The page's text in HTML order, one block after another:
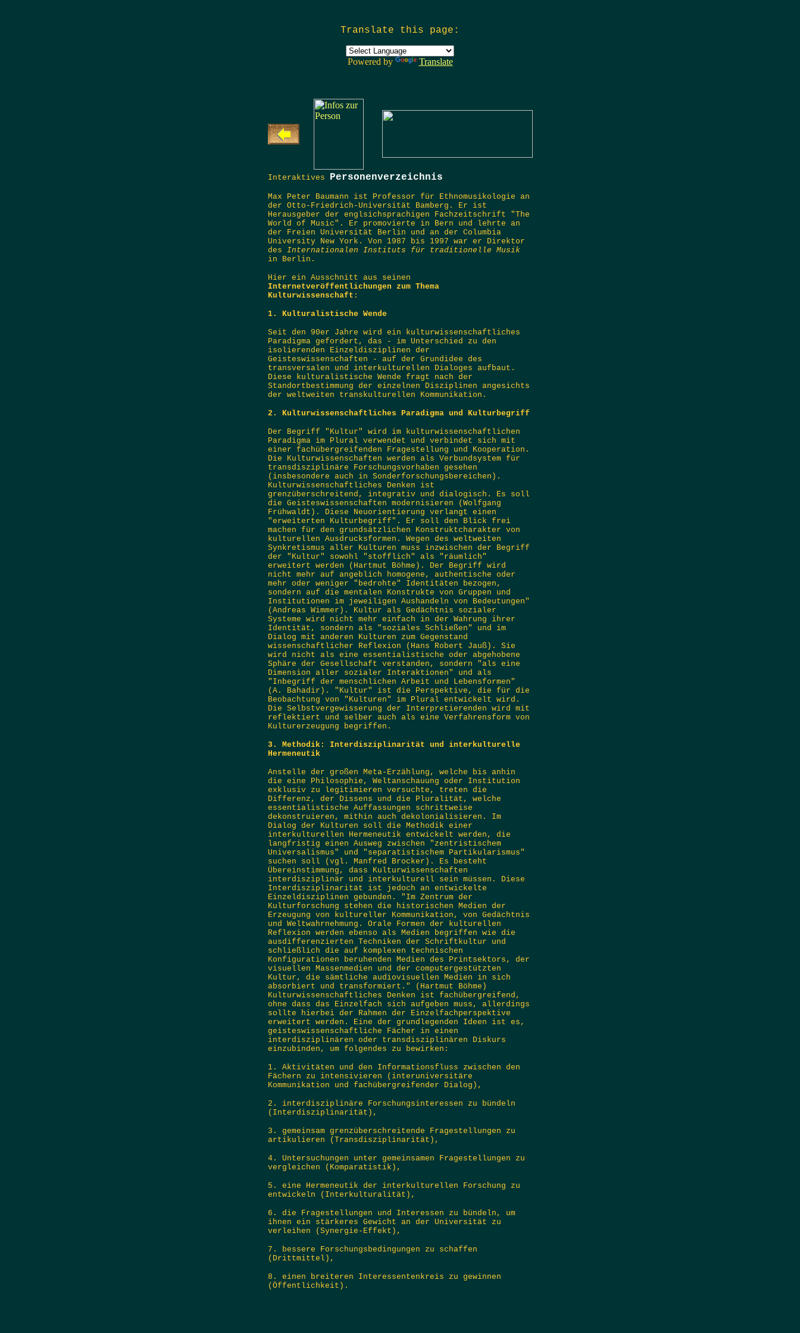
Translate this page:
Powered by Translate
Interaktives Personenverzeichnis
Max Peter Baumann ist Professor für Ethnomusikologie an
der Otto-Friedrich-Universität Bamberg. Er ist
Herausgeber der englsichsprachigen Fachzeitschrift "The
World of Music". Er promovierte in Bern und lehrte an
der Freien Universität Berlin und an der Columbia
University New York. Von 1987 bis 1997 war er Direktor
des Internationalen Instituts für traditionelle Musik
in Berlin.
Hier ein Ausschnitt aus seinen
Internetveröffentlichungen zum Thema
Kulturwissenschaft :
1. Kulturalistische Wende
Seit den 90er Jahre wird ein kulturwissenschaftliches
Paradigma gefordert, das - im Unterschied zu den
isolierenden Einzeldisziplinen der
Geisteswissenschaften - auf der Grundidee des
transversalen und interkulturellen Dialoges aufbaut.
Diese kulturalistische Wende fragt nach der
Standortbestimmung der einzelnen Disziplinen angesichts
der weltweiten transkulturellen Kommunikation.
2. Kulturwissenschaftliches Paradigma und Kulturbegriff
Der Begriff "Kultur" wird im kulturwissenschaftlichen
Paradigma im Plural verwendet und verbindet sich mit
einer fachübergreifenden Fragestellung und Kooperation.
Die Kulturwissenschaften werden als Verbundsystem für
transdisziplinäre Forschungsvorhaben gesehen
(insbesondere auch in Sonderforschungsbereichen).
Kulturwissenschaftliches Denken ist
grenzüberschreitend, integrativ und dialogisch. Es soll
die Geisteswissenschaften modernisieren (Wolfgang
Frühwaldt). Diese Neuorientierung verlangt einen
"erweiterten Kulturbegriff". Er soll den Blick frei
machen für den grundsätzlichen Konstruktcharakter von
kulturellen Ausdrucksformen. Wegen des weltweiten
Synkretismus aller Kulturen muss inzwischen der Begriff
der "Kultur" sowohl "stofflich" als "räumlich"
erweitert werden (Hartmut Böhme). Der Begriff wird
nicht mehr auf angeblich homogene, authentische oder
mehr oder weniger "bedrohte" Identitäten bezogen,
sondern auf die mentalen Konstrukte von Gruppen und
Institutionen im jeweiligen Aushandeln von Bedeutungen"
(Andreas Wimmer). Kultur als Gedächtnis sozialer
Systeme wird nicht mehr einfach in der Wahrung ihrer
Identität, sondern als "soziales Schließen" und im
Dialog mit anderen Kulturen zum Gegenstand
wissenschaftlicher Reflexion (Hans Robert Jauß). Sie
wird nicht als eine essentialistische oder abgehobene
Sphäre der Gesellschaft verstanden, sondern "als eine
Dimension aller sozialer Interaktionen" und als
"Inbegriff der menschlichen Arbeit und Lebensformen"
(A. Bahadir). "Kultur" ist die Perspektive, die für die
Beobachtung von "Kulturen" im Plural entwickelt wird.
Die Selbstvergewisserung der Interpretierenden wird mit
reflektiert und selber auch als eine Verfahrensform von
Kulturerzeugung begriffen.
3. Methodik: Interdisziplinarität und interkulturelle
Hermeneutik
Anstelle der großen Meta-Erzählung, welche bis anhin
die eine Philosophie, Weltanschauung oder Institution
exklusiv zu legitimieren versuchte, treten die
Differenz, der Dissens und die Pluralität, welche
essentialistische Auffassungen schrittweise
dekonstruieren, mithin auch dekolonialisieren. Im
Dialog der Kulturen soll die Methodik einer
interkulturellen Hermeneutik entwickelt werden, die
langfristig einen Ausweg zwischen "zentristischem
Universalismus" und "separatistischem Partikularismus"
suchen soll (vgl. Manfred Brocker). Es besteht
Übereinstimmung, dass Kulturwissenschaften
interdisziplinär und interkulturell sein müssen. Diese
Interdisziplinarität ist jedoch an entwickelte
Einzeldisziplinen gebunden. "Im Zentrum der
Kulturforschung stehen die historischen Medien der
Erzeugung von kultureller Kommunikation, von Gedächtnis
und Weltwahrnehmung. Orale Formen der kulturellen
Reflexion werden ebenso als Medien begriffen wie die
ausdifferenzierten Techniken der Schriftkultur und
schließlich die auf komplexen technischen
Konfigurationen beruhenden Medien des Printsektors, der
visuellen Massenmedien und der computergestützten
Kultur, die sämtliche audiovisuellen Medien in sich
absorbiert und transformiert." (Hartmut Böhme)
Kulturwissenschaftliches Denken ist fachübergreifend,
ohne dass das Einzelfach sich aufgeben muss, allerdings
sollte hierbei der Rahmen der Einzelfachperspektive
erweitert werden. Eine der grundlegenden Ideen ist es,
geisteswissenschaftliche Fächer in einen
interdisziplinären oder transdisziplinären Diskurs
einzubinden, um folgendes zu bewirken:
1. Aktivitäten und den Informationsfluss zwischen den
Fächern zu intensivieren (interuniversitäre
Kommunikation und fachübergreifender Dialog),
2. interdisziplinäre Forschungsinteressen zu bündeln
(Interdisziplinarität),
3. gemeinsam grenzüberschreitende Fragestellungen zu
artikulieren (Transdisziplinarität),
4. Untersuchungen unter gemeinsamen Fragestellungen zu
vergleichen (Komparatistik),
5. eine Hermeneutik der interkulturellen Forschung zu
entwickeln (Interkulturalität),
6. die Fragestellungen und Interessen zu bündeln, um
ihnen ein stärkeres Gewicht an der Universität zu
verleihen (Synergie-Effekt),
7. bessere Forschungsbedingungen zu schaffen
(Drittmittel),
8. einen breiteren Interessentenkreis zu gewinnen
(Öffentlichkeit).